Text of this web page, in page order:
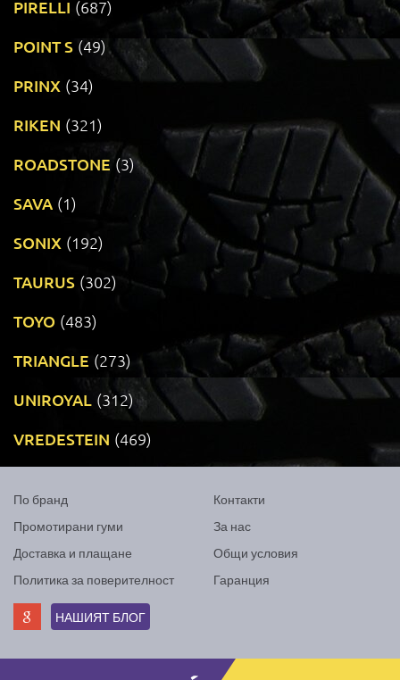
PIRELLI (687)
POINT S (49)
PRINX (34)
RIKEN (321)
ROADSTONE (3)
SAVA (1)
SONIX (192)
TAURUS (302)
TOYO (483)
TRIANGLE (273)
UNIROYAL (312)
VREDESTEIN (469)
По бранд
Промотирани гуми
Доставка и плащане
Политика за поверителност
Контакти
За нас
Общи условия
Гаранция
НАШИЯТ БЛОГ